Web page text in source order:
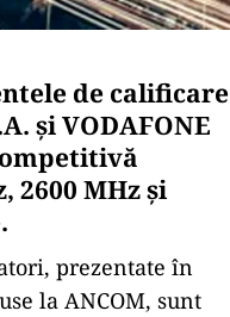
de calificare
și VODAFONE
2600 MHz și
prezentate în
la ANCOM, sunt